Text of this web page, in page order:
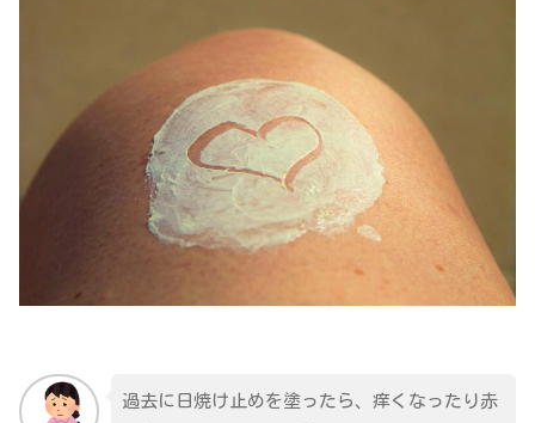
過去に日焼け止めを塗ったら、痒くなったり赤